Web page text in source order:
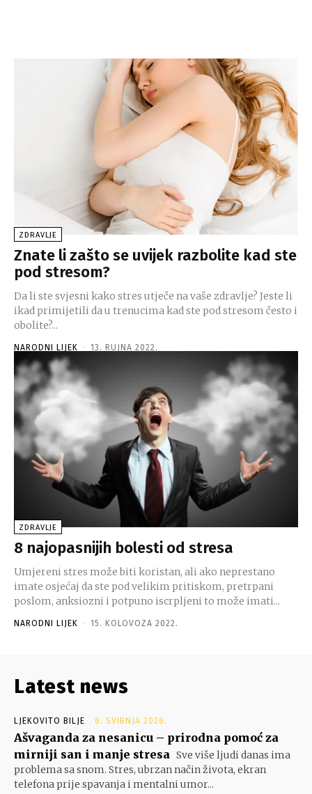
ZDRAVLJE
Znate li zašto se uvijek razbolite kad ste
pod stresom?
Da li ste svjesni kako stres utječe na vaše zdravlje? Jeste li
ikad primijetili da u trenucima kad ste pod stresom često i
obolite?...
NARODNI LIJEK - 13. RUJNA 2022.
ZDRAVLJE
8 najopasnijih bolesti od stresa
Umjereni stres može biti koristan, ali ako neprestano
imate osjećaj da ste pod velikim pritiskom, pretrpani
poslom, anksiozni i potpuno iscrpljeni to može imati...
NARODNI LIJEK - 15. KOLOVOZA 2022.
Latest news
LJEKOVITO BILJE 6. SVIBNJA 2026.
Ašvaganda za nesanicu – prirodna pomoć za
mirniji san i manje stresa Sve više ljudi danas ima
problema sa snom. Stres, ubrzan način života, ekran
telefona prije spavanja i mentalni umor...